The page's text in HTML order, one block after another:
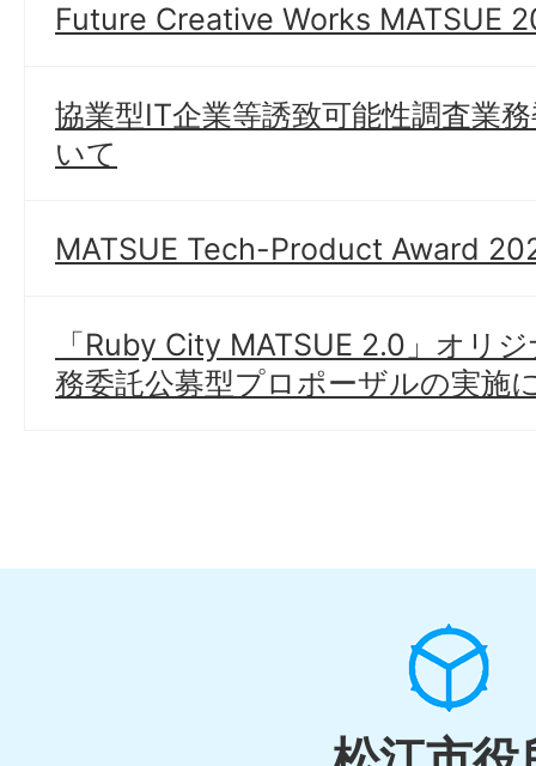
Future Creative Works MATSUE
協業型IT企業等誘致可能性調査業
いて
MATSUE Tech-Product Award
「Ruby City MATSUE 2.0」オリ
務委託公募型プロポーザルの実施